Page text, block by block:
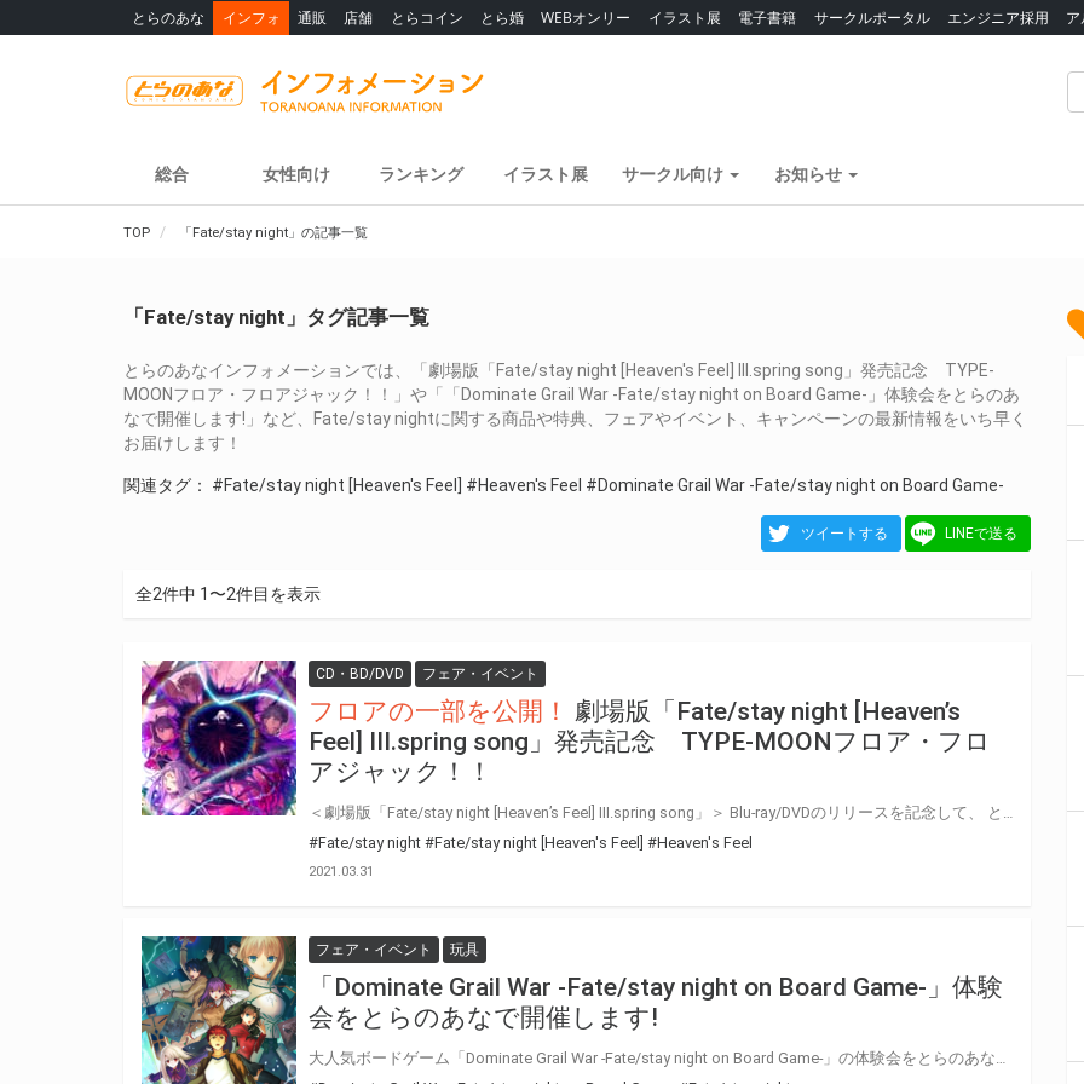
とらのあな インフォ 通販 店舗 とらコイン とら婚 WEBオンリー イラスト展 電子書籍 サークルポータル エンジニア採用
総合 女性向け ランキング イラスト展 サークル向け お知らせ
TOP 「Fate/stay night」の記事一覧
「Fate/stay night」タグ記事一覧
とらのあなインフォメーションでは、「劇場版「Fate/stay night [Heaven's Feel] III.spring song」発売記念 TYPE-
MOONフロア・フロアジャック！！」や「「Dominate Grail War -Fate/stay night on Board Game-」体験会をとらのあ
なで開催します!」など、Fate/stay nightに関する商品や特典、フェアやイベント、キャンペーンの最新情報をいち早く
お届けします！
関連タグ： #Fate/stay night [Heaven's Feel] #Heaven's Feel #Dominate Grail War -Fate/stay night on Board Game-
ツイートする LINEで送る
全2件中 1〜2件目を表示
CD・BD/DVD フェア・イベント
フロアの一部を公開！
劇場版「Fate/stay night [Heaven’s
Feel] III.spring song」発売記念 TYPE-MOONフロア・フロ
アジャック！！
#Fate/stay night #Fate/stay night [Heaven's Feel] #Heaven's Feel
2021.03.31
フェア・イベント 玩具
「Dominate Grail War -Fate/stay night on Board Game-」体験
会をとらのあなで開催します!